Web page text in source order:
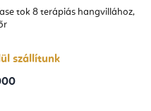
tok 8 terápiás hangvillához,
szállítunk